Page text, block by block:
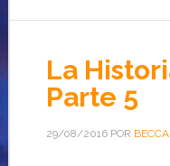
La
Parte 5
29/08/2016POR BECCA